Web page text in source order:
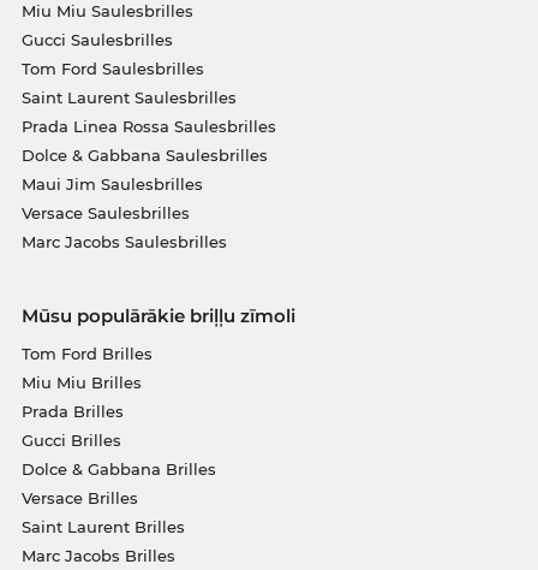
Miu Miu Saulesbrilles
Gucci Saulesbrilles
Tom Ford Saulesbrilles
Saint Laurent Saulesbrilles
Prada Linea Rossa Saulesbrilles
Dolce & Gabbana Saulesbrilles
Maui Jim Saulesbrilles
Versace Saulesbrilles
Marc Jacobs Saulesbrilles
Mūsu populārākie briļļu zīmoli
Tom Ford Brilles
Miu Miu Brilles
Prada Brilles
Gucci Brilles
Dolce & Gabbana Brilles
Versace Brilles
Saint Laurent Brilles
Marc Jacobs Brilles